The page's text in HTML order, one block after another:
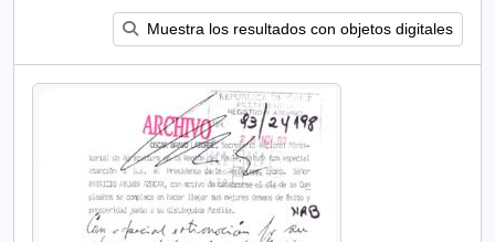
Muestra los resultados con objetos digitales